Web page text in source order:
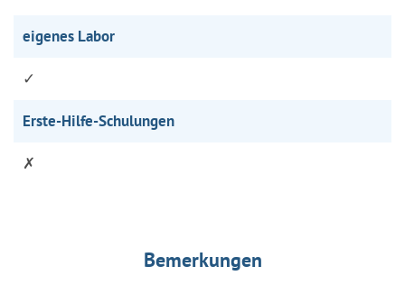
eigenes Labor
✓
Erste-Hilfe-Schulungen
✗
Bemerkungen